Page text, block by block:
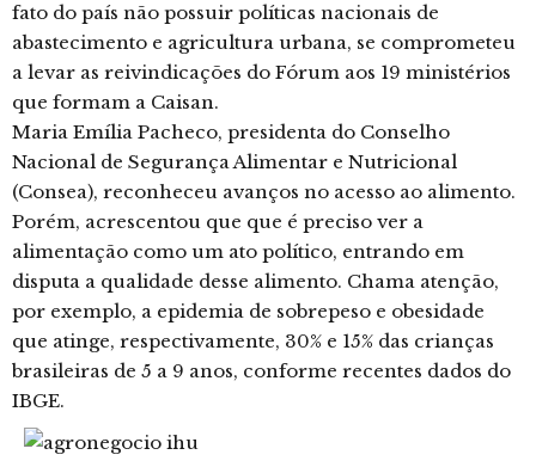
fato do país não possuir políticas nacionais de
abastecimento e agricultura urbana, se comprometeu
a levar as reivindicações do Fórum aos 19 ministérios
que formam a Caisan.
Maria Emília Pacheco, presidenta do Conselho
Nacional de Segurança Alimentar e Nutricional
(Consea), reconheceu avanços no acesso ao alimento.
Porém, acrescentou que que é preciso ver a
alimentação como um ato político, entrando em
disputa a qualidade desse alimento. Chama atenção,
por exemplo, a epidemia de sobrepeso e obesidade
que atinge, respectivamente, 30% e 15% das crianças
brasileiras de 5 a 9 anos, conforme recentes dados do
IBGE.